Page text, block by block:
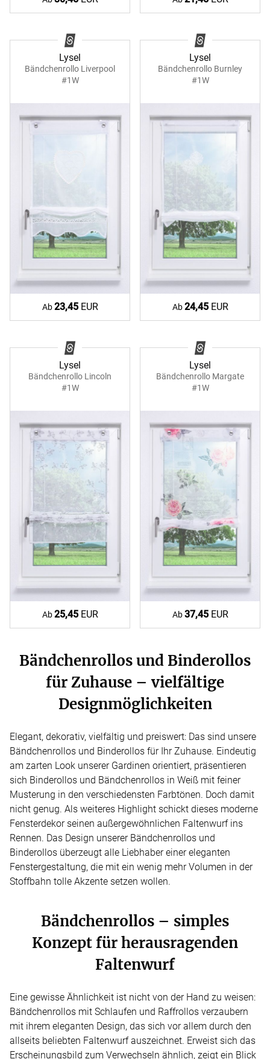
Lysel
Bändchenrollo Liverpool
#1W
Ab23,45EUR
Lysel
Bändchenrollo Burnley
#1W
Ab24,45EUR
Lysel
Bändchenrollo Lincoln
#1W
Ab25,45EUR
Lysel
Bändchenrollo Margate
#1W
Ab37,45EUR
Bändchenrollos und Binderollos
für Zuhause – vielfältige
Designmöglichkeiten
Elegant, dekorativ, vielfältig und preiswert: Das sind unsere
Bändchenrollos und Binderollos für Ihr Zuhause. Eindeutig
am zarten Look unserer Gardinen orientiert, präsentieren
sich Binderollos und Bändchenrollos in Weiß mit feiner
Musterung in den verschiedensten Farbtönen. Doch damit
nicht genug. Als weiteres Highlight schickt dieses moderne
Fensterdekor seinen außergewöhnlichen Faltenwurf ins
Rennen. Das Design unserer Bändchenrollos und
Binderollos überzeugt alle Liebhaber einer eleganten
Fenstergestaltung, die mit ein wenig mehr Volumen in der
Stoffbahn tolle Akzente setzen wollen.
Bändchenrollos – simples
Konzept für herausragenden
Faltenwurf
Eine gewisse Ähnlichkeit ist nicht von der Hand zu weisen:
Bändchenrollos mit Schlaufen und Raffrollos verzaubern
mit ihrem eleganten Design, das sich vor allem durch den
allseits beliebten Faltenwurf auszeichnet. Erweist sich das
Erscheinungsbild zum Verwechseln ähnlich, zeigt ein Blick